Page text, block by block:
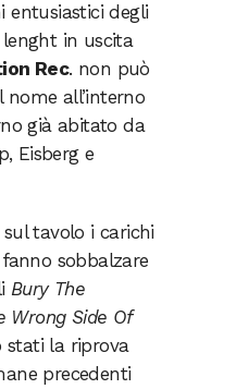
entusiastici degli
in uscita
Rec. non può
all’interno
già abitato da
Eisberg e
tavolo i carichi
sobbalzare
Bury The
Wrong Side Of
stati la riprova
precedenti